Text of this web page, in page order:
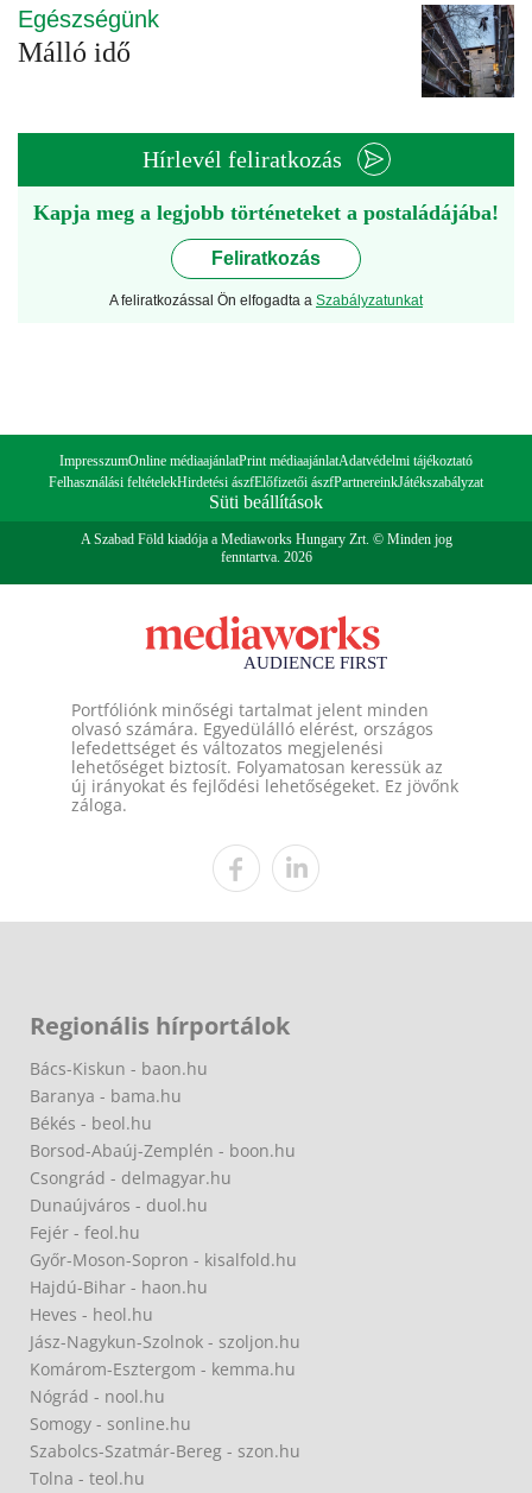
Egészségünk
Málló idő
Hírlevél feliratkozás
Kapja meg a legjobb történeteket a postaládájába!
Feliratkozás
A feliratkozással Ön elfogadta a Szabályzatunkat
ImpresszumOnline médiaajánlatPrint médiaajánlatAdatvédelmi tájékoztató
Felhasználási feltételekHirdetési ászfElőfizetői ászfPartnereinkJátékszabályzat
Süti beállítások
A Szabad Föld kiadója a Mediaworks Hungary Zrt. © Minden jog
fenntartva. 2026
Portfóliónk minőségi tartalmat jelent minden
olvasó számára. Egyedülálló elérést, országos
lefedettséget és változatos megjelenési
lehetőséget biztosít. Folyamatosan keressük az
új irányokat és fejlődési lehetőségeket. Ez jövőnk
záloga.
Regionális hírportálok
Bács-Kiskun - baon.hu
Baranya - bama.hu
Békés - beol.hu
Borsod-Abaúj-Zemplén - boon.hu
Csongrád - delmagyar.hu
Dunaújváros - duol.hu
Fejér - feol.hu
Győr-Moson-Sopron - kisalfold.hu
Hajdú-Bihar - haon.hu
Heves - heol.hu
Jász-Nagykun-Szolnok - szoljon.hu
Komárom-Esztergom - kemma.hu
Nógrád - nool.hu
Somogy - sonline.hu
Szabolcs-Szatmár-Bereg - szon.hu
Tolna - teol.hu